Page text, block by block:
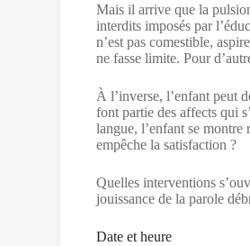
Mais il arrive que la
interdits imposés par
n’est pas comestible,
ne fasse limite. Pour
À l’inverse, l’enfant peut
font partie des affects qui
langue, l’enfant se montre
empêche la satisfaction ?
Quelles interventions
jouissance de la parole
Date et heure